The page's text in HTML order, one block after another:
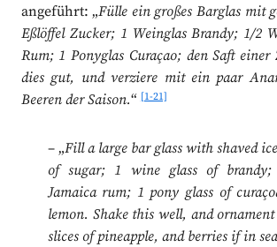
angeführt: „Fülle ein großes Barglas mit
Eßlöffel Zucker; 1 Weinglas Brandy; 1/2
Rum; 1 Ponyglas Curaçao; den Saft
dies gut, und verziere mit ein paar
Beeren der Saison.“[1-21]
– „Fill a large bar glass with shaved
of sugar; 1 wine glass of
Jamaica rum; 1 pony glass of
lemon. Shake this well, and
slices of pineapple, and berries if in